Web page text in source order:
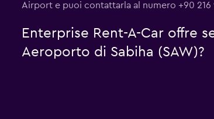
Airport e puoi contattarla al numero +90 216
Enterprise Rent-A-Car offre
Aeroporto di Sabiha (SAW)?